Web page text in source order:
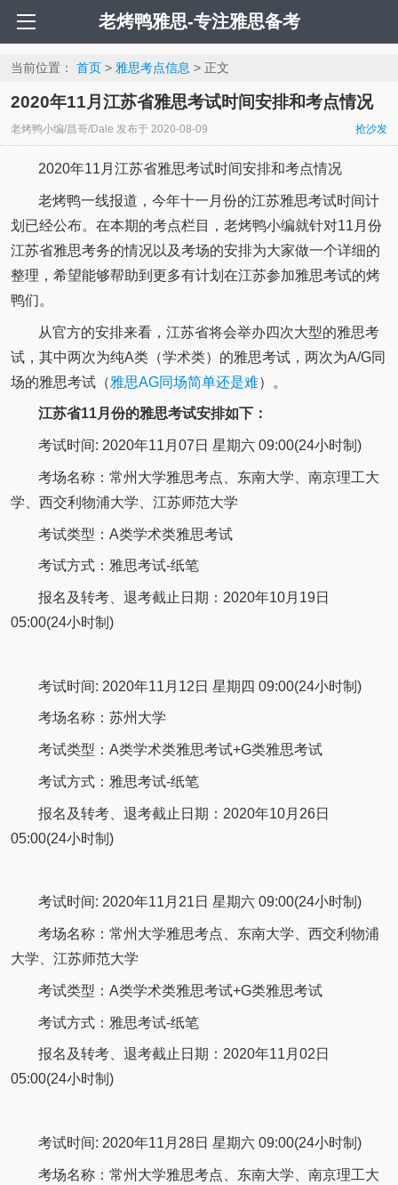
老烤鸭雅思-专注雅思备考
当前位置： 首页> 雅思考点信息 > 正文
2020年11月江苏省雅思考试时间安排和考点情况
老烤鸭小编/昌哥/Dale 发布于 2020-08-09 抢沙发
2020年11月江苏省雅思考试时间安排和考点情况
老烤鸭一线报道，今年十一月份的江苏雅思考试时间计
划已经公布。在本期的考点栏目，老烤鸭小编就针对11月份
江苏省雅思考务的情况以及考场的安排为大家做一个详细的
整理，希望能够帮助到更多有计划在江苏参加雅思考试的烤
鸭们。
从官方的安排来看，江苏省将会举办四次大型的雅思考
试，其中两次为纯A类（学术类）的雅思考试，两次为A/G同
场的雅思考试（雅思AG同场简单还是难）。
江苏省11月份的雅思考试安排如下：
考试时间: 2020年11月07日 星期六 09:00(24小时制)
考场名称：常州大学雅思考点、东南大学、南京理工大
学、西交利物浦大学、江苏师范大学
考试类型：A类学术类雅思考试
考试方式：雅思考试-纸笔
报名及转考、退考截止日期：2020年10月19日
05:00(24小时制)
考试时间: 2020年11月12日 星期四 09:00(24小时制)
考场名称：苏州大学
考试类型：A类学术类雅思考试+G类雅思考试
考试方式：雅思考试-纸笔
报名及转考、退考截止日期：2020年10月26日
05:00(24小时制)
考试时间: 2020年11月21日 星期六 09:00(24小时制)
考场名称：常州大学雅思考点、东南大学、西交利物浦
大学、江苏师范大学
考试类型：A类学术类雅思考试+G类雅思考试
考试方式：雅思考试-纸笔
报名及转考、退考截止日期：2020年11月02日
05:00(24小时制)
考试时间: 2020年11月28日 星期六 09:00(24小时制)
考场名称：常州大学雅思考点、东南大学、南京理工大